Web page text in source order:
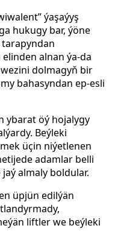
ýaşaýyş
hukugy bar, ýöne
tarapyndan
alnan ýa-da
dolmagyň bir
bahasyndan ep-esli
ybarat öý hojalygy
Beýleki
üçin niýetlenen
adamlar belli
almaly boldular.
üpjün edilýän
liftler we beýleki